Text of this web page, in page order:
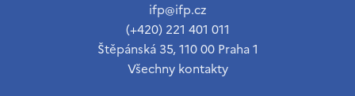
ifp@ifp.cz
(+420) 221 401 011
Štěpánská 35, 110 00 Praha 1
Všechny kontakty